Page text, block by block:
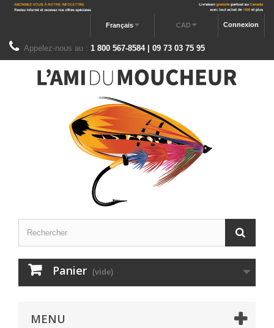
Connexion
CAD
Français
Appelez-nous au : 1 800 567-8584 | 09 73 03 75 95
Panier (vide)
MENU